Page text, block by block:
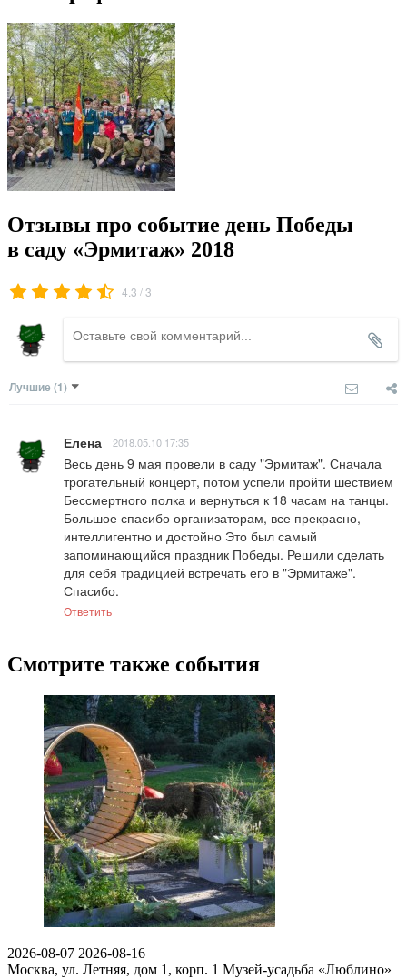
Отзывы про событие день Победы
в саду «Эрмитаж» 2018
4.3 /3
Лучшие (1)
Елена 2018.05.10 17:35
Весь день 9 мая провели в саду "Эрмитаж". Сначала
трогательный концерт, потом успели пройти шествием
Бессмертного полка и вернуться к 18 часам на танцы.
Большое спасибо организаторам, все прекрасно,
интеллигентно и достойно Это был самый
запоминающийся праздник Победы. Решили сделать
для себя традицией встречать его в "Эрмитаже".
Спасибо.
Ответить
Смотрите также события
2026-08-07 2026-08-16
Москва, ул. Летняя, дом 1, корп. 1 Музей-усадьба «Люблино»